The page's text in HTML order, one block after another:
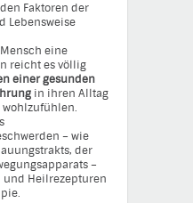
Faktoren der
Lebensweise
eine
reicht es völlig
einer gesunden
in ihren Alltag
– wie
der
–
und Heilrezepturen